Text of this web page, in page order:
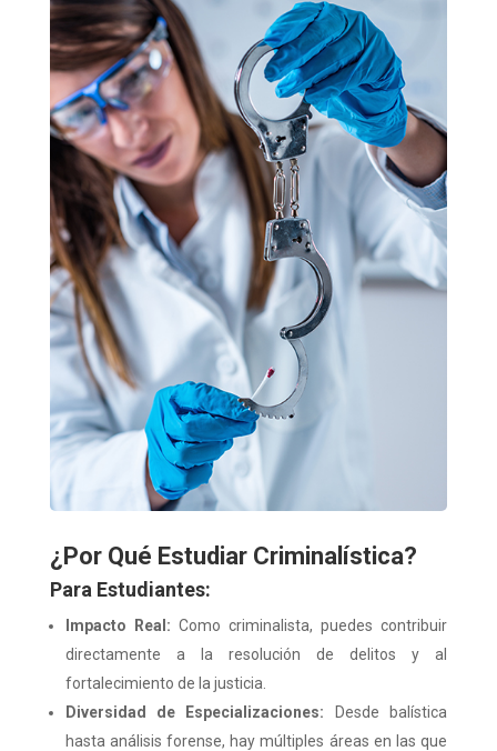
¿Por Qué Estudiar Criminalística?
Para Estudiantes:
Impacto Real: Como criminalista, puedes contribuir
directamente a la resolución de delitos y al
fortalecimiento de la justicia.
Diversidad de Especializaciones: Desde balística
hasta análisis forense, hay múltiples áreas en las que